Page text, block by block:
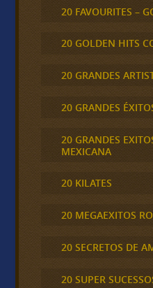
20 FAVOURITES –
20 GOLDEN HITS
20 GRANDES
20 GRANDES
20 GRANDES
MEXICANA
20 KILATES
20 MEGAEXITOS
20 SECRETOS DE
20 SUPER